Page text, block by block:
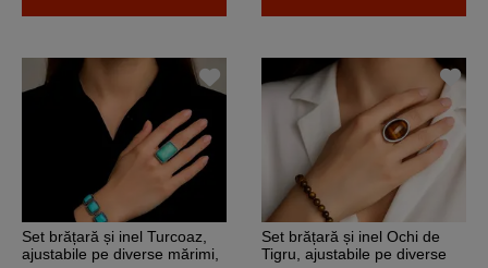
Set brățară și inel Turcoaz,
ajustabile pe diverse mărimi,
Set brățară și inel Ochi de
Tigru, ajustabile pe diverse